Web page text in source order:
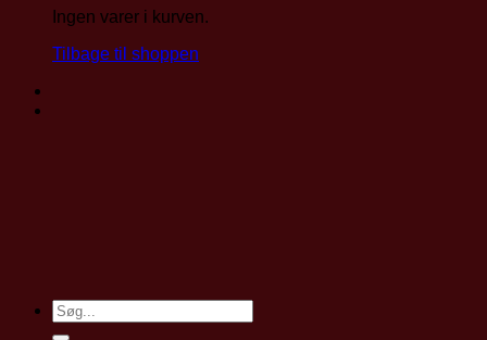
Ingen varer i kurven.
Tilbage til shoppen